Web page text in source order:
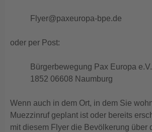
Flyer@paxeuropa-bpe.de
oder per Post:
Bürgerbewegung Pax Europa
1852 06608 Naumburg
Wenn auch in dem Ort, in dem Sie
Muezzinruf geplant ist oder bereits
mit diesem Flyer die Bevölkerung über